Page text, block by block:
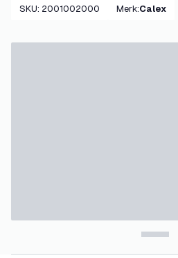
SKU: 2001002000 Merk: Calex